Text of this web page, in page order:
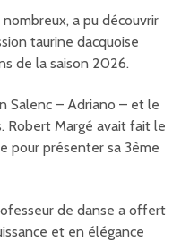
nombreux, a pu découvrir
taurine dacquoise
de la saison 2026.
Salenc – Adriano – et le
Robert Margé avait fait le
pour présenter sa 3ème
de danse a offert
et en élégance